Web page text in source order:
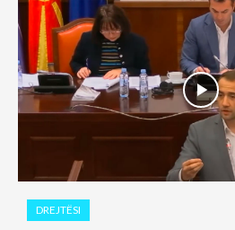
DREJTËSI